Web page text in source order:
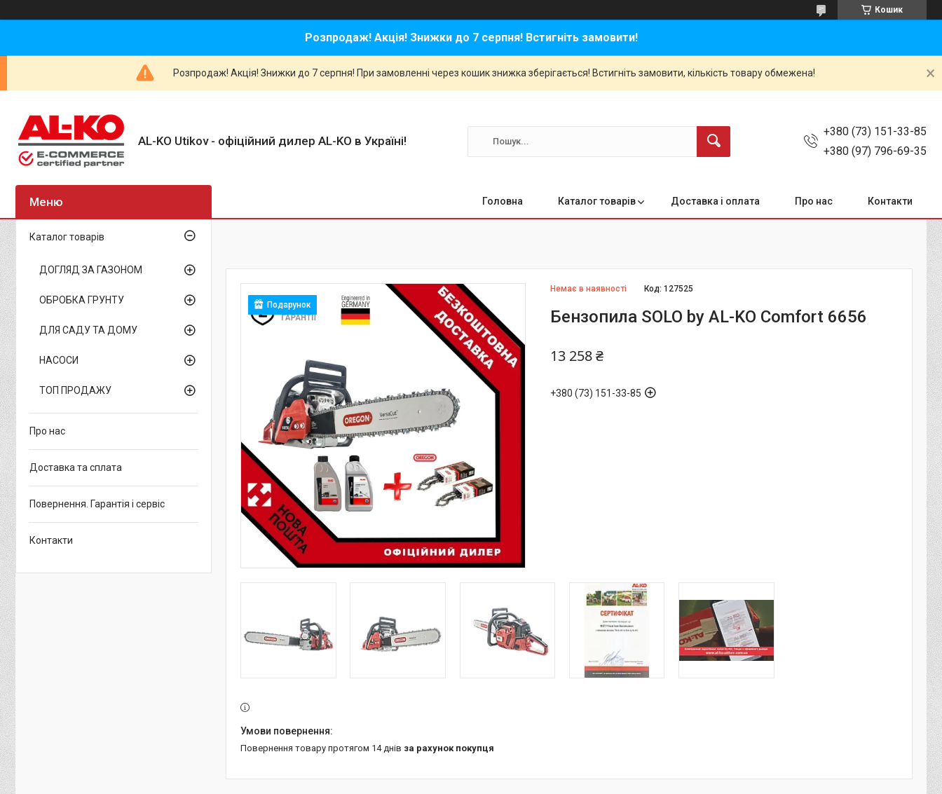
Кошик
Розпродаж! Акція! Знижки до 7 серпня! Встигніть замовити!
Розпродаж! Акція! Знижки до 7 серпня! При замовленні через кошик знижка зберігається! Встигніть замовити, кількість товару обмежена!
AL-KO Utikov - офіційний дилер AL-KO в Україні!
+380 (73) 151-33-85
+380 (97) 796-69-35
Головна Каталог товарів Доставка і оплата Про нас Контакти
Подарунок
Немає в наявності Код:127525
Бензопила SOLO by AL-KO Comfort 6656
13 258 ₴
+380 (73) 151-33-85
повернення товару протягом 14 днів за рахунок покупця
Каталог товарів
ДОГЛЯД ЗА ГАЗОНОМ
ОБРОБКА ГРУНТУ
ДЛЯ САДУ ТА ДОМУ
НАСОСИ
ТОП ПРОДАЖУ
Про нас
Доставка та сплата
Повернення. Гарантія і сервіс
Контакти